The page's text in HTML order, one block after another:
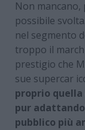
Non mancano,
possibile
nel segmento
troppo il
prestigio che
sue supercar
proprio
pur
pubblico più